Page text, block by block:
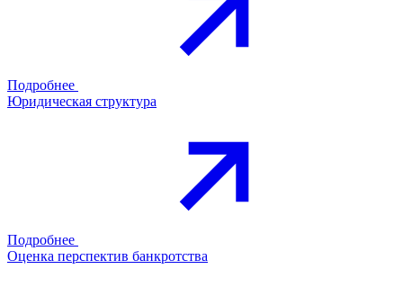
Подробнее
Юридическая структура
Подробнее
Оценка перспектив банкротства